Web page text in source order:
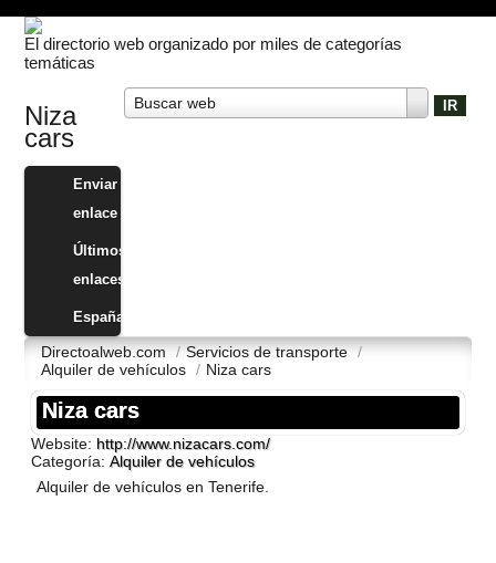
El directorio web organizado por miles de categorías
temáticas
Buscar web
Niza
cars
Enviar
enlace
Últimos
enlaces
España
Directoalweb.com / Servicios de transporte /
Alquiler de vehí­culos / Niza cars
Niza cars
Website: http://www.nizacars.com/
Categoría:Alquiler de vehí­culos
Alquiler de vehí­culos en Tenerife.